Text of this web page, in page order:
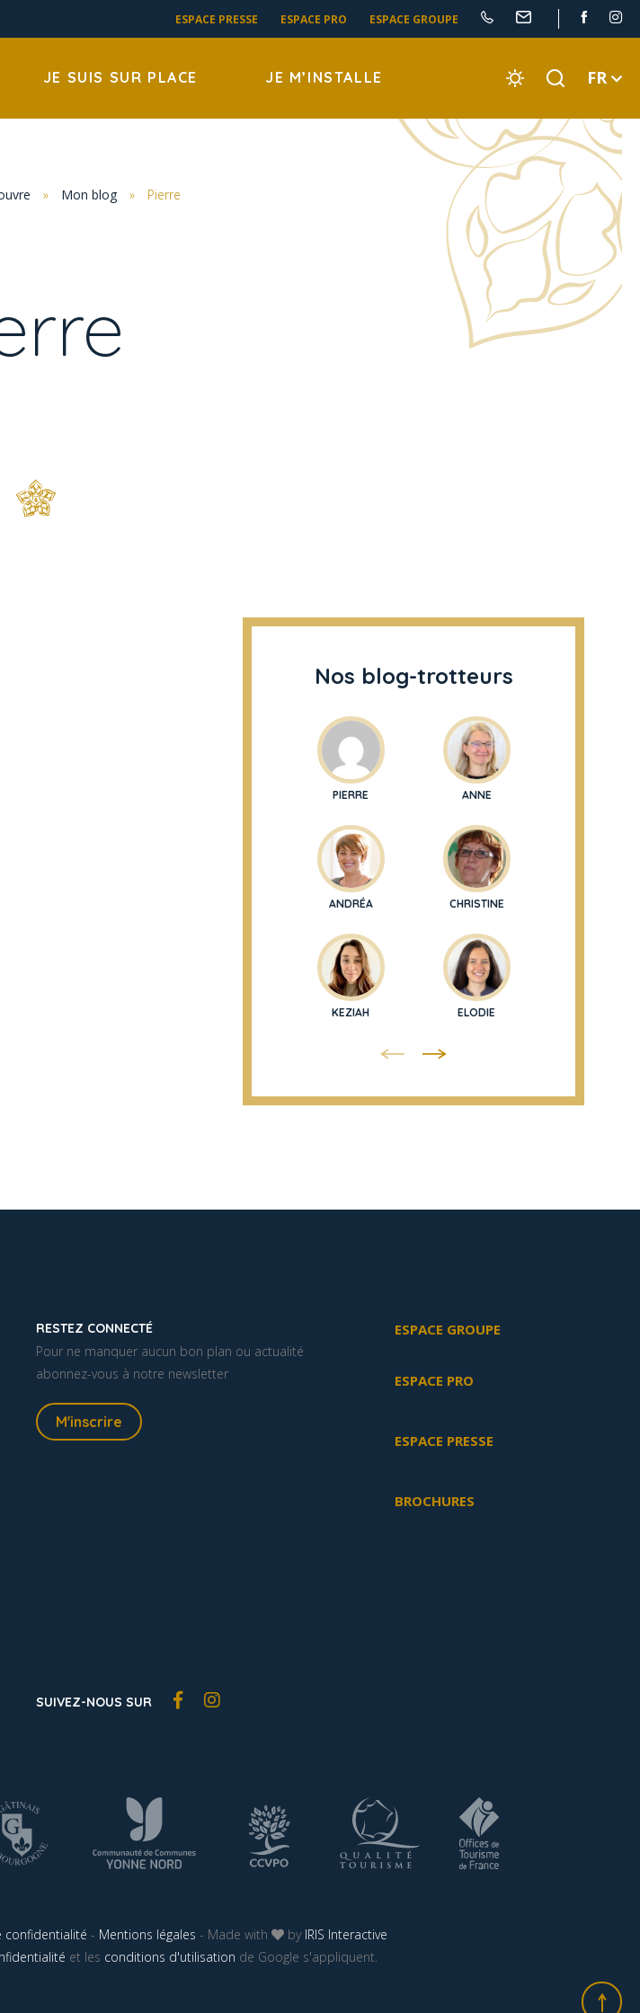
ESPACE PRESSE ESPACE PRO ESPACE GROUPE
JE SUIS SUR PLACE JE M’INSTALLE FR
» Mon blog » Pierre
Nos blog-trotteurs
PIERRE ANNE
ANDRÉA CHRISTINE
KEZIAH ELODIE
RESTEZ CONNECTÉ
Pour ne manquer aucun bon plan ou actualité
abonnez-vous à notre newsletter
M'inscrire
SUIVEZ-NOUS SUR
ESPACE GROUPE
ESPACE PRO
ESPACE PRESSE
BROCHURES
confidentialité - Mentions légales - Made with by IRIS Interactive
et les conditions d'utilisation de Google s'appliquent.